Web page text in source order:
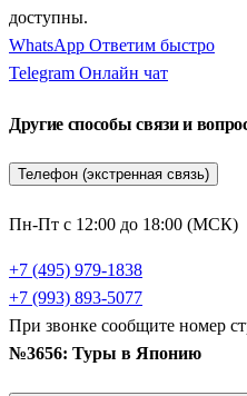
Из столицы очень удобно
поездки. Экскурсионные
монументальной бронзовой
открытым небом и
делают остановку в портовом
можно прогу прогуляться по
Чайна-таун. Для любителей
зодчества также
Никко, скрытый среди
доступны.
WhatsApp Ответим быстро
Telegram Онлайн чат
Другие способы связи и
Телефон (экстренная связь)
Пн-Пт с 12:00 до 18:00 (МСК)
+7 (495) 979-1838
+7 (993) 893-5077
При звонке сообщите номер
№3656: Туры в Японию